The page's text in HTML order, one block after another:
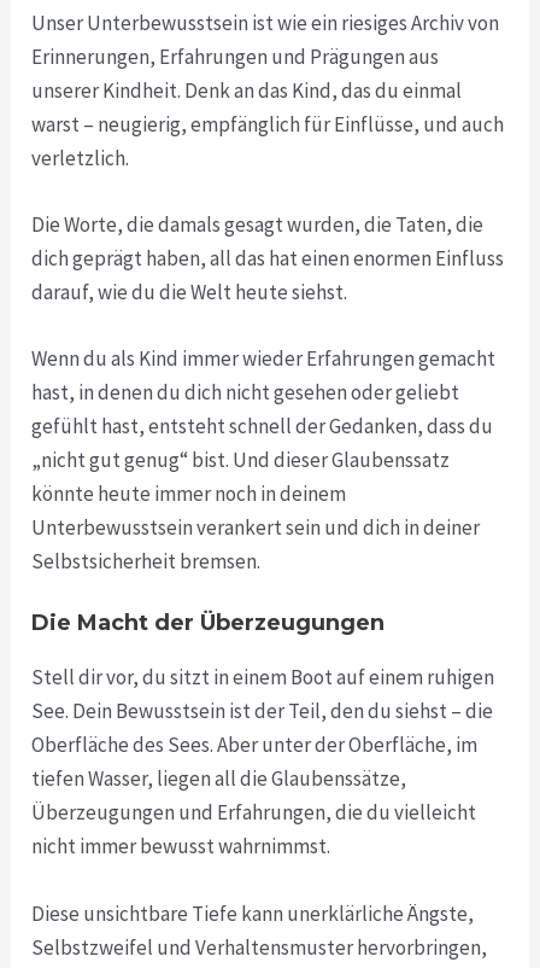
Unser Unterbewusstsein ist wie ein riesiges Archiv von
Erinnerungen, Erfahrungen und Prägungen aus
unserer Kindheit. Denk an das Kind, das du einmal
warst – neugierig, empfänglich für Einflüsse, und auch
verletzlich.
Die Worte, die damals gesagt wurden, die Taten, die
dich geprägt haben, all das hat einen enormen Einfluss
darauf, wie du die Welt heute siehst.
Wenn du als Kind immer wieder Erfahrungen gemacht
hast, in denen du dich nicht gesehen oder geliebt
gefühlt hast, entsteht schnell der Gedanken, dass du
„nicht gut genug“ bist. Und dieser Glaubenssatz
könnte heute immer noch in deinem
Unterbewusstsein verankert sein und dich in deiner
Selbstsicherheit bremsen.
Die Macht der Überzeugungen
Stell dir vor, du sitzt in einem Boot auf einem ruhigen
See. Dein Bewusstsein ist der Teil, den du siehst – die
Oberfläche des Sees. Aber unter der Oberfläche, im
tiefen Wasser, liegen all die Glaubenssätze,
Überzeugungen und Erfahrungen, die du vielleicht
nicht immer bewusst wahrnimmst.
Diese unsichtbare Tiefe kann unerklärliche Ängste,
Selbstzweifel und Verhaltensmuster hervorbringen,